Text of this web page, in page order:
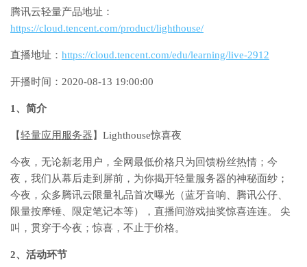
腾讯云轻量产品地址：
https://cloud.tencent.com/product/lighthouse/
直播地址： https://cloud.tencent.com/edu/learning/live-2912
开播时间：2020-08-13 19:00:00
1、简介
【轻量应用服务器 】Lighthouse惊喜夜
今夜，无论新老用户，全网最低价格只为回馈粉丝热情；今
夜，我们从幕后走到屏前，为你揭开轻量服务器的神秘面纱；
今夜，众多腾讯云限量礼品首次曝光（蓝牙音响、腾讯公仔、
限量按摩锤、限定笔记本等），直播间游戏抽奖惊喜连连。 尖
叫，贯穿于今夜；惊喜，不止于价格。
2、活动环节